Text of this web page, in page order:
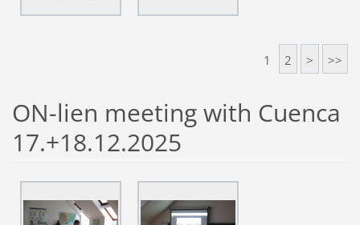
1 2 > >>
ON-lien meeting with Cuenca
17.+18.12.2025